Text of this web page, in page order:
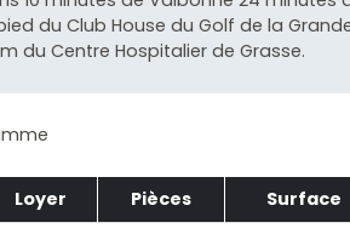
du Club House du Golf de la
du Centre Hospitalier de Grasse.
Loyer Pièces Surface